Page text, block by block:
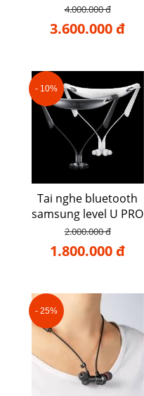
FIT 3100
4.000.000 đ
3.600.000 đ
- 10%
Tai nghe bluetooth
samsung level U PRO
2.000.000 đ
1.800.000 đ
- 25%